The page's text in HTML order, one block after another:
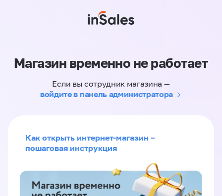
Магазин временно не работает
Если вы сотрудник магазина —
войдите в панель администратора
Как открыть интернет-магазин –
пошаговая инструкция